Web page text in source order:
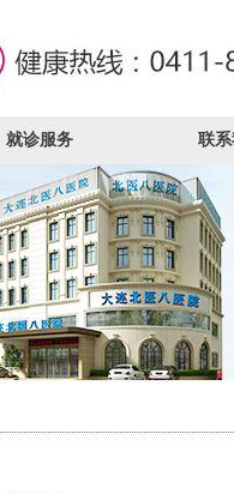
就诊服务 联系